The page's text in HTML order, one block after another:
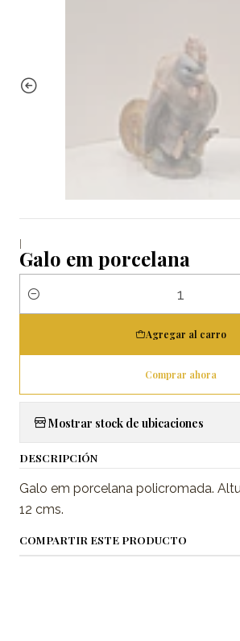
|
Galo em porcelana
Cantidad
Agregar al carro
Comprar ahora
Mostrar stock de ubicaciones
DESCRIPCIÓN
Galo em porcelana policromada.
12 cms.
COMPARTIR ESTE PRODUCTO